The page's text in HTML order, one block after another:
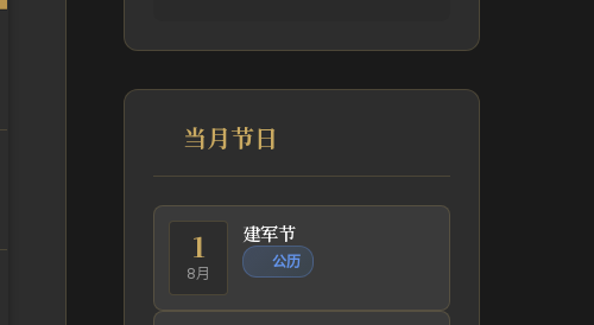
当月节日
1
8月
建军节
公历